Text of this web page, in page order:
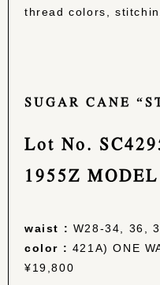
thread colors,
SUGAR CANE
Lot No.
1955Z
waist : W28-34, 36,
color : 421A) ONE
¥19,800